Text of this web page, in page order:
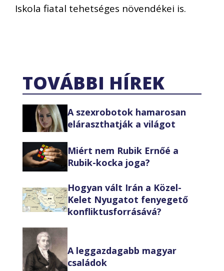
Iskola fiatal tehetséges növendékei is.
TOVÁBBI HÍREK
A szexrobotok hamarosan
eláraszthatják a világot
Miért nem Rubik Ernőé a
Rubik-kocka joga?
Hogyan vált Irán a Közel-
Kelet Nyugatot fenyegető
konfliktusforrásává?
A leggazdagabb magyar
családok